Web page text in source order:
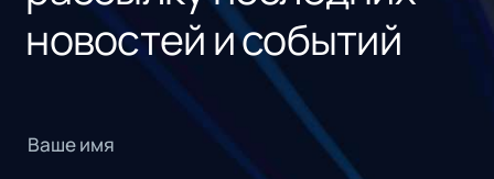
новостей и событий